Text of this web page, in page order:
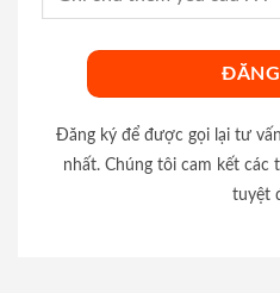
Đăng ký để được gọi lại tư
nhất. Chúng tôi cam kết
tuyệt